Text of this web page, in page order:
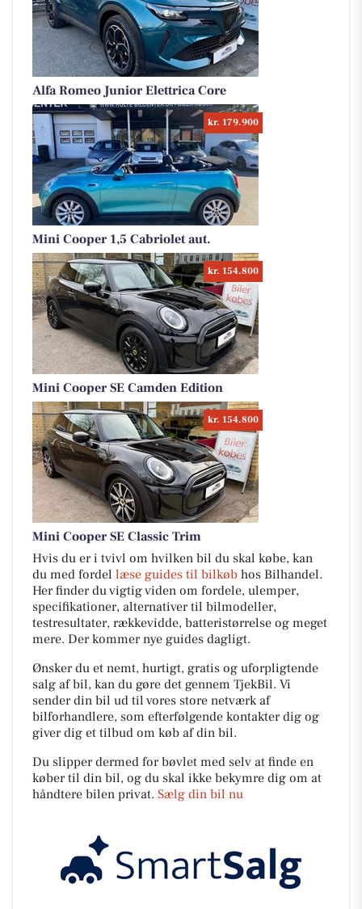
Alfa Romeo Junior Elettrica Core
kr. 179.900
Mini Cooper 1,5 Cabriolet aut.
kr. 154.800
Mini Cooper SE Camden Edition
kr. 154.800
Mini Cooper SE Classic Trim
Hvis du er i tvivl om hvilken bil du skal købe, kan
du med fordel læse guides til bilkøb hos Bilhandel.
Her finder du vigtig viden om fordele, ulemper,
specifikationer, alternativer til bilmodeller,
testresultater, rækkevidde, batteristørrelse og meget
mere. Der kommer nye guides dagligt.
Ønsker du et nemt, hurtigt, gratis og uforpligtende
salg af bil, kan du gøre det gennem TjekBil. Vi
sender din bil ud til vores store netværk af
bilforhandlere, som efterfølgende kontakter dig og
giver dig et tilbud om køb af din bil.
Du slipper dermed for bøvlet med selv at finde en
køber til din bil, og du skal ikke bekymre dig om at
håndtere bilen privat. Sælg din bil nu